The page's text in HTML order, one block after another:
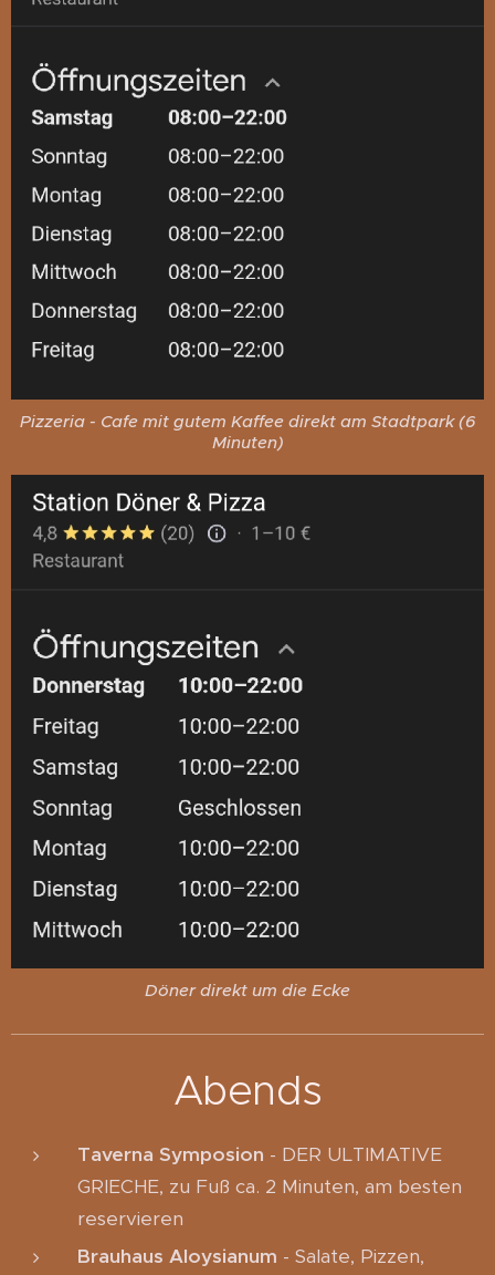
Pizzeria - Cafe mit gutem Kaffee direkt am Stadtpark (6
Minuten)
Döner direkt um die Ecke
Abends
Taverna Symposion - DER ULTIMATIVE
GRIECHE, zu Fuß ca. 2 Minuten, am besten
reservieren
Brauhaus Aloysianum - Salate, Pizzen,